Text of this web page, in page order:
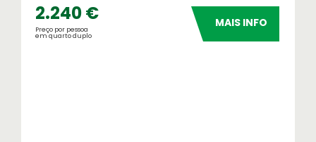
2.240 €
Preço por pessoa
em quarto duplo
MAIS INFO